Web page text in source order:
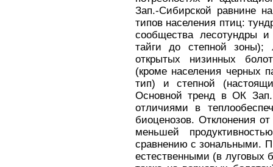
Зап.-Сибирской равнине
типов населения птиц:
сообщества лесотундры
тайги до степной зоны);
открытых низинных
(кроме населения черных
тип) и степной
Основной тренд в ОК
отличиями в
биоценозов. Отклонения
меньшей
сравнению с зональными.
естественными (в луговых